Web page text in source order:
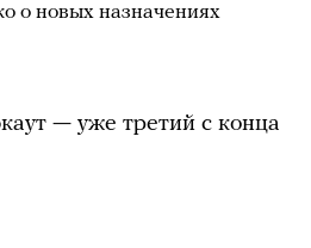
о новых назначениях
— уже третий с конца